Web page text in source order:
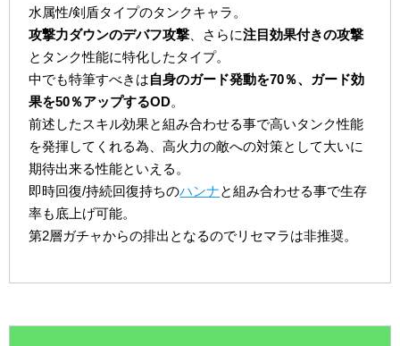
水属性/剣盾タイプのタンクキャラ。
攻撃力ダウンのデバフ攻撃 、さらに注目効果付きの攻撃
とタンク性能に特化したタイプ。
中でも特筆すべきは自身のガード発動を70％、ガード効
果を50％アップするOD。
前述したスキル効果と組み合わせる事で高いタンク性能
を発揮してくれる為、高火力の敵への対策として大いに
期待出来る性能といえる。
即時回復/持続回復持ちのハンナと組み合わせる事で生存
率も底上げ可能。
第2層ガチャからの排出となるのでリセマラは非推奨。